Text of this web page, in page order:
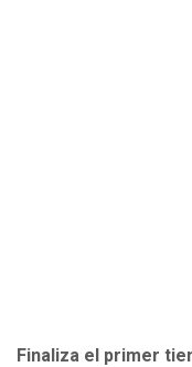
Finaliza el primer